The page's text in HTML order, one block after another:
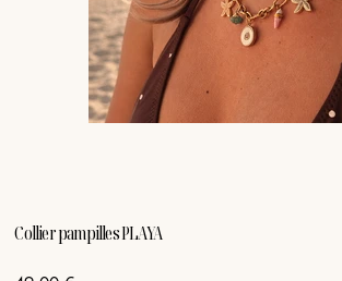
Collier pampilles PLAYA
Prix